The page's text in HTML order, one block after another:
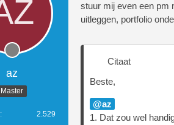
az
Master
2.529
stuur mij even een pm
uitleggen, portfolio
Citaat
Beste,
az
1. Dat zou wel